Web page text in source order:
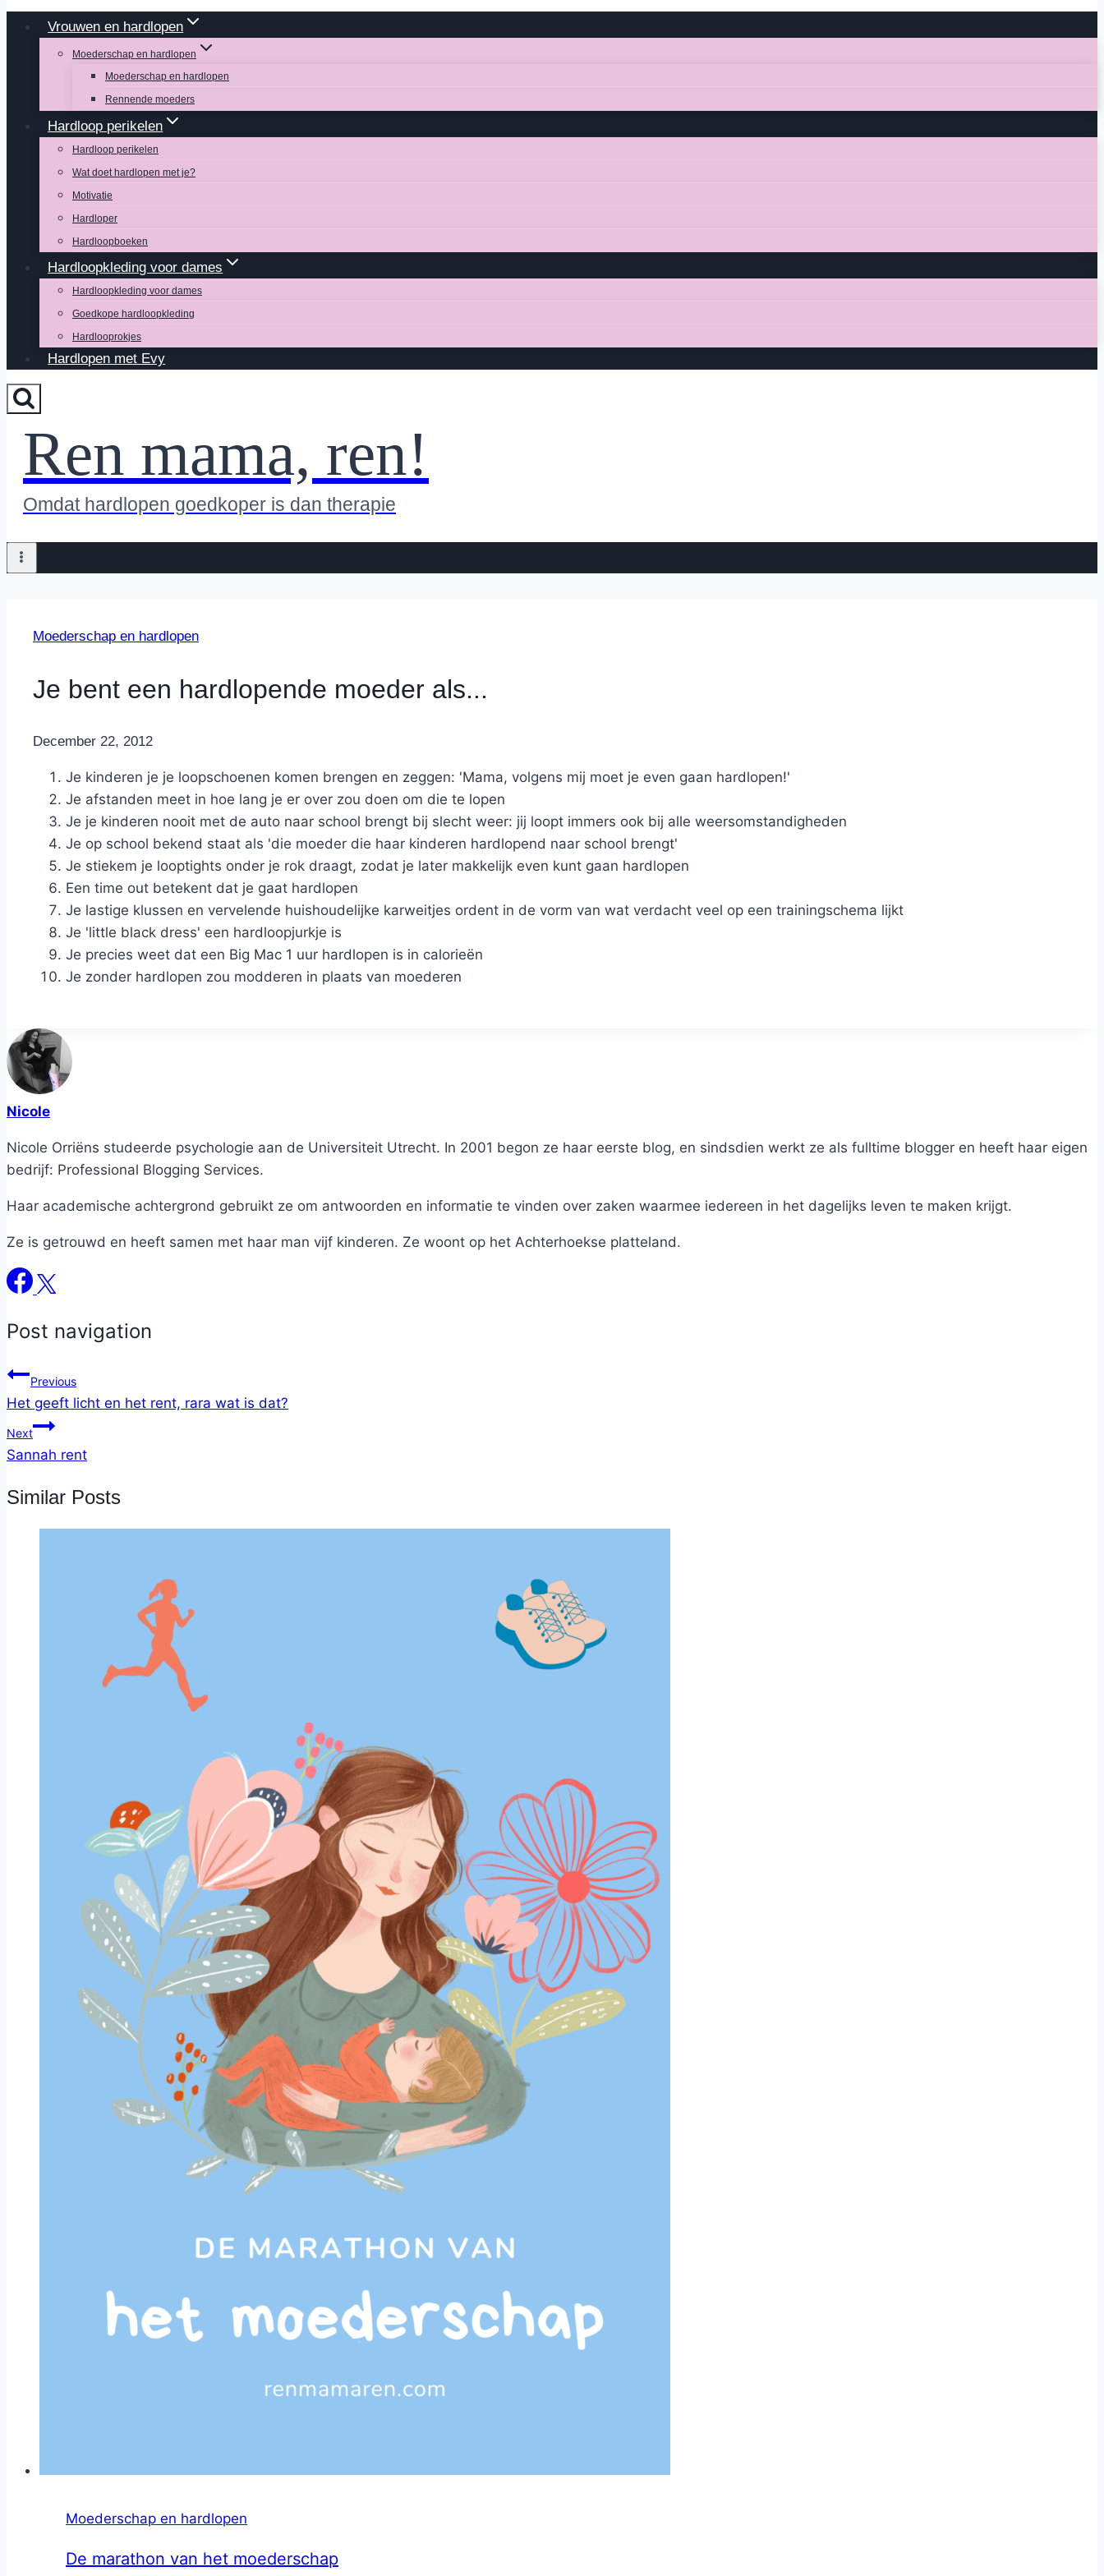
Vrouwen en hardlopen
Moederschap en hardlopen
Moederschap en hardlopen
Rennende moeders
Hardloop perikelen
Hardloop perikelen
Wat doet hardlopen met je?
Motivatie
Hardloper
Hardloopboeken
Hardloopkleding voor dames
Hardloopkleding voor dames
Goedkope hardloopkleding
Hardlooprokjes
Hardlopen met Evy
Ren mama, ren!
Omdat hardlopen goedkoper is dan therapie
Moederschap en hardlopen
Je bent een hardlopende moeder als...
ByNicole
December 22, 2012
Je kinderen je je loopschoenen komen brengen en zeggen: 'Mama, volgens mij moet je even gaan hardlopen!'
Je afstanden meet in hoe lang je er over zou doen om die te lopen
Je je kinderen nooit met de auto naar school brengt bij slecht weer: jij loopt immers ook bij alle weersomstandigheden
Je op school bekend staat als 'die moeder die haar kinderen hardlopend naar school brengt'
Je stiekem je looptights onder je rok draagt, zodat je later makkelijk even kunt gaan hardlopen
Een time out betekent dat je gaat hardlopen
Je lastige klussen en vervelende huishoudelijke karweitjes ordent in de vorm van wat verdacht veel op een trainingschema lijkt
Je 'little black dress' een hardloopjurkje is
Je precies weet dat een Big Mac 1 uur hardlopen is in calorieën
Je zonder hardlopen zou modderen in plaats van moederen
Nicole
Nicole Orriëns studeerde psychologie aan de Universiteit Utrecht. In 2001 begon ze haar eerste blog, en sindsdien werkt ze als fulltime blogger en heeft haar eigen
bedrijf: Professional Blogging Services.
Haar academische achtergrond gebruikt ze om antwoorden en informatie te vinden over zaken waarmee iedereen in het dagelijks leven te maken krijgt.
Ze is getrouwd en heeft samen met haar man vijf kinderen. Ze woont op het Achterhoekse platteland.
Post navigation
Previous
Het geeft licht en het rent, rara wat is dat?
Next
Sannah rent
Similar Posts
Moederschap en hardlopen
De marathon van het moederschap